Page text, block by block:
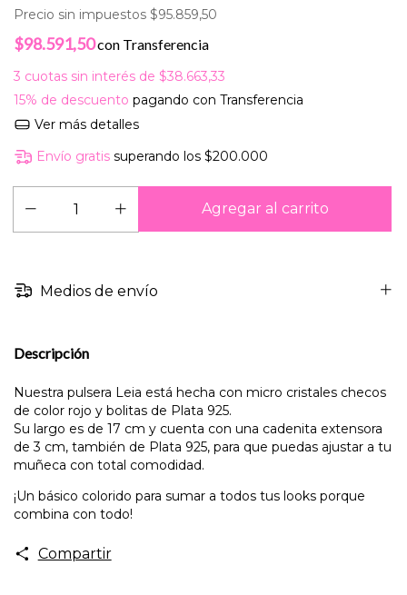
Precio sin impuestos $95.859,50
$98.591,50con Transferencia
3 cuotas sin interés de $38.663,33
15% de descuento pagando con Transferencia
Ver más detalles
Envío gratis superando los$200.000
Medios de envío
Descripción
Nuestra pulsera Leia está hecha con micro cristales checos
de color rojo y bolitas de Plata 925.
Su largo es de 17 cm y cuenta con una cadenita extensora
de 3 cm, también de Plata 925, para que puedas ajustar a tu
muñeca con total comodidad.
¡Un básico colorido para sumar a todos tus looks porque
combina con todo!
Compartir